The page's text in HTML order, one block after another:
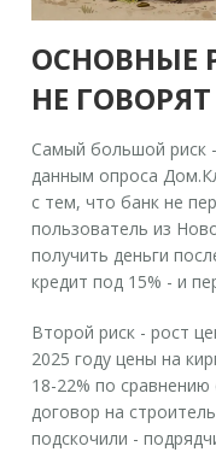
ОСНОВНЫЕ
НЕ
Самый большой риск
данным опроса
с тем, что банк не
пользователь из
получить деньги
кредит под 15% - и
Второй риск -рост
2025 году цены на
18-22% по
договор на
подскочили -